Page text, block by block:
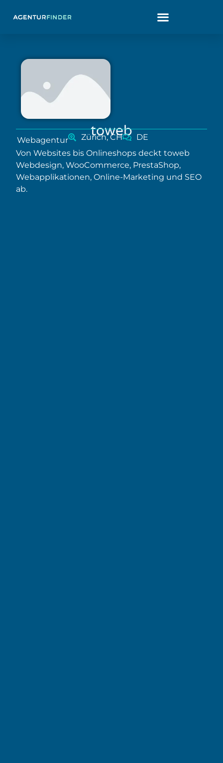
toweb
Webagentur Zürich, CH
DE
Von Websites bis Onlineshops deckt toweb
Webdesign, WooCommerce, PrestaShop,
Webapplikationen, Online-Marketing und SEO
ab.